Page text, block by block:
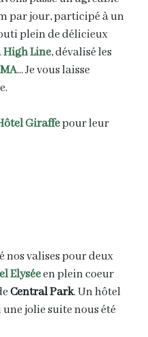
par jour, participé à un
plein de délicieux
High Line, dévalisé les
... Je vous laisse
Giraffepour leur
nos valises pour deux
Elyséeen plein coeur
Central Park. Un hôtel
jolie suite nous été